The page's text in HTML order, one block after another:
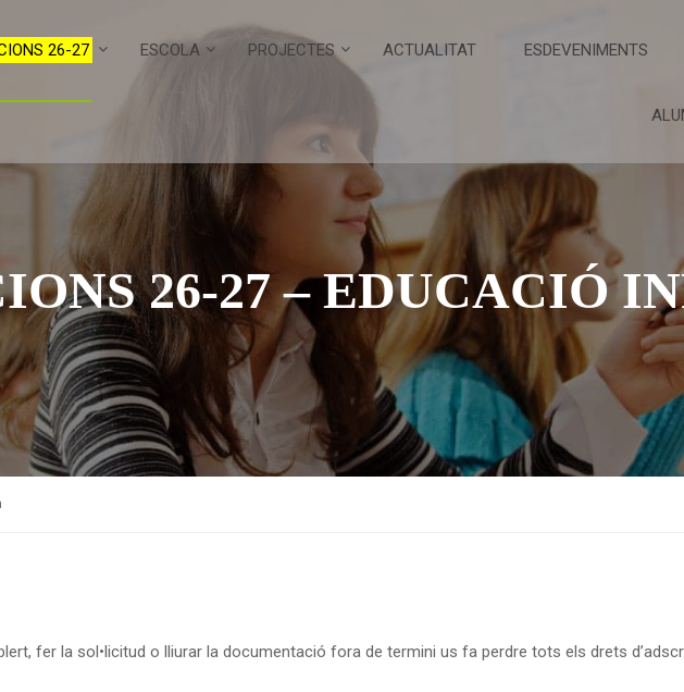
26-27 ESCOLA PROJECTES ACTUALITAT ESDEVENIMENTS
26-27 – EDUCACIÓ
fer la sol•licitud o lliurar la documentació fora de termini us fa perdre tots els drets